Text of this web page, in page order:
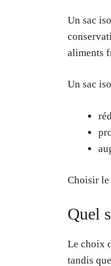
Un sac
aliments
Un sac
Choisir le
Quel
Le choix
tandis